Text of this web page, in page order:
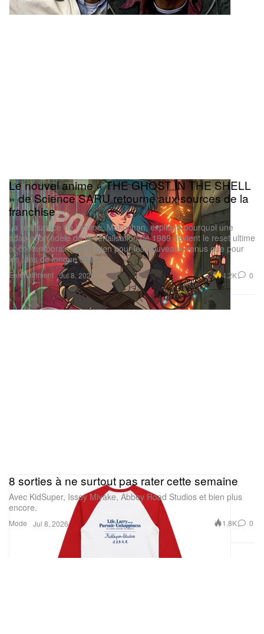
Entertainment
Le nouvel anime « THE GHOST IN THE SHELL
» de Science SARU retourne aux sources de la
franchise
La réalisatrice de l’anime, Mokochan, explique pourquoi une
adaptation fidèle de la sérialisation de 1989 devient le reset ultime
et contemporain, aussi bien pour les nouveaux venus que pour
les fans de longue date.
Jul 8, 2026 4.2K 0
Mode
8 sorties à ne surtout pas rater cette semaine
Avec KidSuper, Issey Miyake, Abbey Road Studios et bien plus
encore.
Jul 8, 2026 1.8K 0